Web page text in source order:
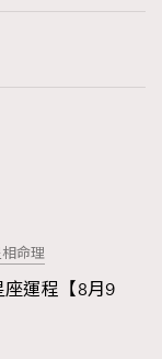
相命理
運程【8月9